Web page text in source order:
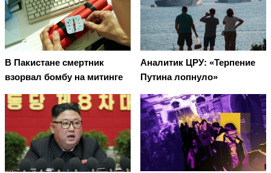
В Пакистане смертник
взорвал бомбу на митинге
Аналитик ЦРУ: «Терпение
Путина лопнуло»